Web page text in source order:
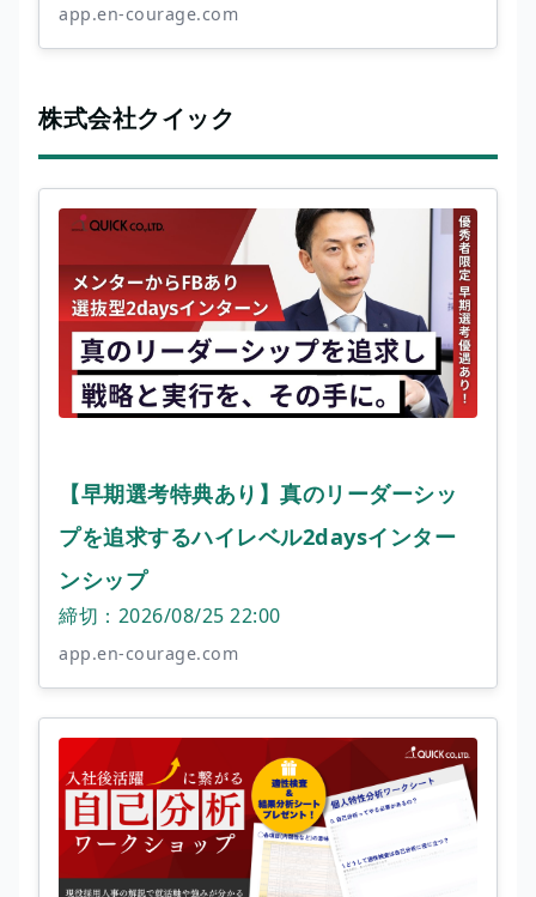
app.en-courage.com
株式会社クイック
【早期選考特典あり】真のリーダーシッ
プを追求するハイレベル2daysインター
ンシップ
締切：2026/08/25 22:00
app.en-courage.com